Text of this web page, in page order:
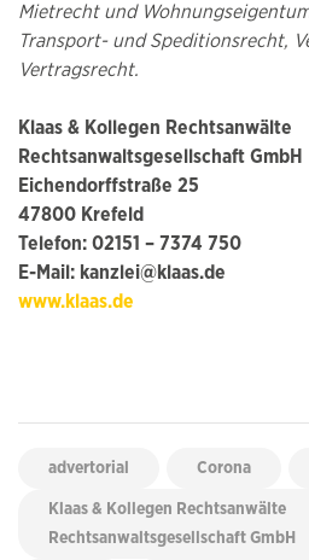
Mietrecht und
Transport- und Speditionsrecht,
Vertragsrecht.
Klaas & Kollegen Rechtsanwälte
Rechtsanwaltsgesellschaft GmbH
Eichendorffstraße 25
47800 Krefeld
Telefon: 02151 – 7374 750
E-Mail: kanzlei@klaas.de
www.klaas.de
advertorial Corona
Klaas & Kollegen Rechtsanwälte
Rechtsanwaltsgesellschaft GmbH